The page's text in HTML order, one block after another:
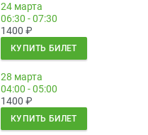
24 марта
06:30 - 07:30
1400 ₽
КУПИТЬ БИЛЕТ
28 марта
04:00 - 05:00
1400 ₽
КУПИТЬ БИЛЕТ